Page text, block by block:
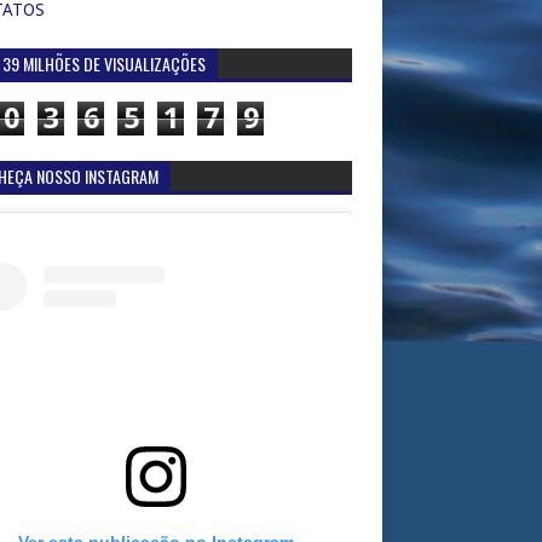
MILHÕES DE VISUALIZAÇÕES
0 3 6 5 1 7 9
NOSSO INSTAGRAM